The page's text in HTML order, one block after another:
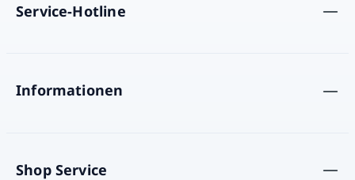
Service-Hotline
Informationen
Shop Service